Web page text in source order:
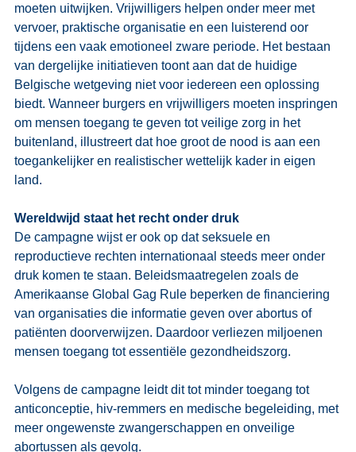
moeten uitwijken. Vrijwilligers helpen onder meer met
vervoer, praktische organisatie en een luisterend oor
tijdens een vaak emotioneel zware periode. Het bestaan
van dergelijke initiatieven toont aan dat de huidige
Belgische wetgeving niet voor iedereen een oplossing
biedt. Wanneer burgers en vrijwilligers moeten inspringen
om mensen toegang te geven tot veilige zorg in het
buitenland, illustreert dat hoe groot de nood is aan een
toegankelijker en realistischer wettelijk kader in eigen
land.
Wereldwijd staat het recht onder druk
De campagne wijst er ook op dat seksuele en
reproductieve rechten internationaal steeds meer onder
druk komen te staan. Beleidsmaatregelen zoals de
Amerikaanse Global Gag Rule beperken de financiering
van organisaties die informatie geven over abortus of
patiënten doorverwijzen. Daardoor verliezen miljoenen
mensen toegang tot essentiële gezondheidszorg.
Volgens de campagne leidt dit tot minder toegang tot
anticonceptie, hiv-remmers en medische begeleiding, met
meer ongewenste zwangerschappen en onveilige
abortussen als gevolg.